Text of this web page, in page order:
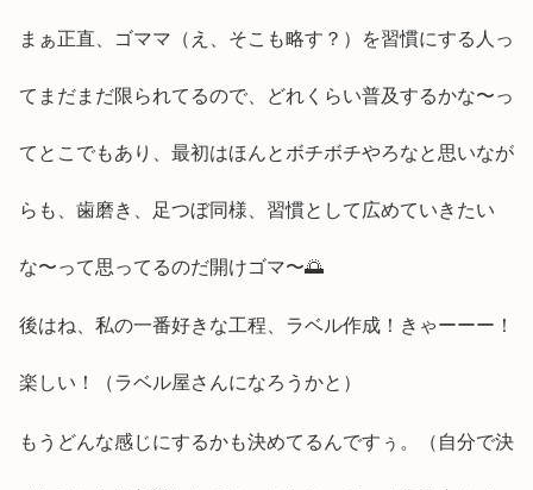
まぁ正直、ゴママ（え、そこも略す？）を習慣にする人っ
てまだまだ限られてるので、どれくらい普及するかな〜っ
てとこでもあり、最初はほんとボチボチやろなと思いなが
らも、歯磨き、足つぼ同様、習慣として広めていきたい
な〜って思ってるのだ開けゴマ〜🌅
後はね、私の一番好きな工程、ラベル作成！きゃーーー！
楽しい！（ラベル屋さんになろうかと）
もうどんな感じにするかも決めてるんですぅ。（自分で決